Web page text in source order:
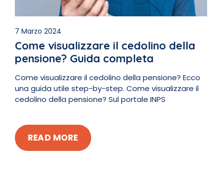
7 Marzo 2024
Come visualizzare il cedolino della
pensione? Guida completa
Come visualizzare il cedolino della pensione? Ecco
una guida utile step-by-step. Come visualizzare il
cedolino della pensione? Sul portale INPS
READ MORE